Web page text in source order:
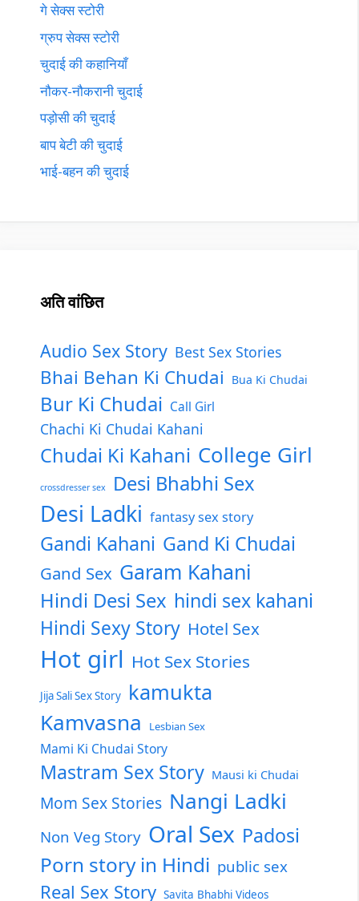
गे सेक्स स्टोरी
ग्रुप सेक्स स्टोरी
चुदाई की कहानियाँ
नौकर-नौकरानी चुदाई
पड़ोसी की चुदाई
बाप बेटी की चुदाई
भाई-बहन की चुदाई
अति वांछित
Audio Sex Story Best Sex Stories
Bhai Behan Ki Chudai Bua Ki Chudai
Bur Ki Chudai Call Girl
Chachi Ki Chudai Kahani
Chudai Ki Kahani College Girl
crossdresser sex Desi Bhabhi Sex
Desi Ladki fantasy sex story
Gandi Kahani Gand Ki Chudai
Gand Sex Garam Kahani
Hindi Desi Sex hindi sex kahani
Hindi Sexy Story Hotel Sex
Hot girl Hot Sex Stories
Jija Sali Sex Story kamukta
Kamvasna Lesbian Sex
Mami Ki Chudai Story
Mastram Sex Story Mausi ki Chudai
Mom Sex Stories Nangi Ladki
Non Veg Story Oral Sex Padosi
Porn story in Hindi public sex
Real Sex Story Savita Bhabhi Videos